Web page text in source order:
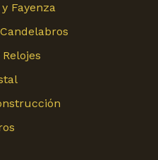
Fayenza